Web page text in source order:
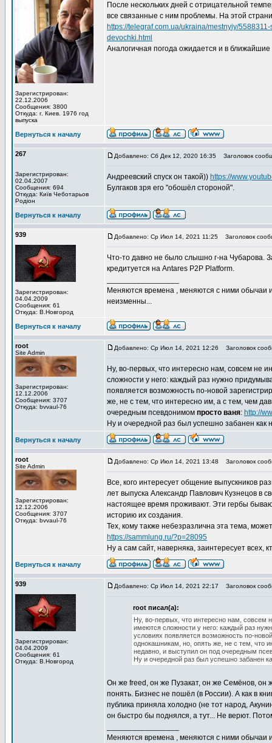
Зарегистрирован:
22.12.2006
Сообщения: 3800
Откуда: г. Киев. 1976 год
выпуска
После нескольких дней с отрицательной
все связанные с ним проблемы. На этой
https://telegraf.com.ua/ukraina/mestnyiy/
devochki.html
Аналогичная погода ожидается и в
Вернуться к началу
267
Зарегистрирован:
02.04.2007
Сообщения: 694
Откуда: Київ Чеботарьов
Родіон
Добавлено: Сб Дек 12, 2020 16:35 Заголовок
Андреевский спуск он такой)) https://
Булгаков зря его "обошёл стороной".
Вернуться к началу
939
Зарегистрирован:
04.04.2009
Сообщения: 61
Откуда: В.Новгород
Добавлено: Ср Июл 14, 2021 11:25 Заголовок
Что-то давно не было слышно г-на Чубарова.
кредитуется на Antares P2P Platform.
Меняются времена , меняются с ними обычаи
неизменны...
Вернуться к началу
root
Site Admin
Зарегистрирован:
12.12.2006
Сообщения: 3707
Откуда: bvvaul-76
Добавлено: Ср Июл 14, 2021 12:26 Заголовок
Ну, во-первых, что интересно нам, совсем не
сложности у него: каждый раз нужно
появляется возможность по-новой
же, не с тем, что интересно им, а с тем, чем
очередным псевдонимом просто ваня: http://
Ну и очередной раз был успешно забанен
Вернуться к началу
root
Site Admin
Зарегистрирован:
12.12.2006
Сообщения: 3707
Откуда: bvvaul-76
Добавлено: Ср Июл 14, 2021 13:48 Заголовок
Все, кого интересует общение выпускников
лет выпуска Александр Павлович Кузнецов в
настоящее время проживают. Эти гербы
историю их создания.
Тех, кому также небезразлична эта тема,
https://sammlung.ru/?p=28095
Ну а сам сайт, наверняка, заинтересует всех,
Вернуться к началу
939
Зарегистрирован:
04.04.2009
Сообщения: 61
Откуда: В.Новгород
Добавлено: Ср Июл 14, 2021 22:17 Заголовок
root писал(а):
Ну, во-первых, что интересно нам, совсем
имеются сложности у него: каждый раз
условиях появляется возможность по-
однокашникам, но, опять же, не с тем, что
недавно, и выступил он под очередным
Ну и очередной раз был успешно забанен
Он же freed, он же Пузакат, он же Семёнов, он
понять. Бизнес не пошёл (в России). А как в
публика приняла холодно (не тот народ,
он быстро бы поднялся, а тут... Не верют.
Меняются времена , меняются с ними обычаи